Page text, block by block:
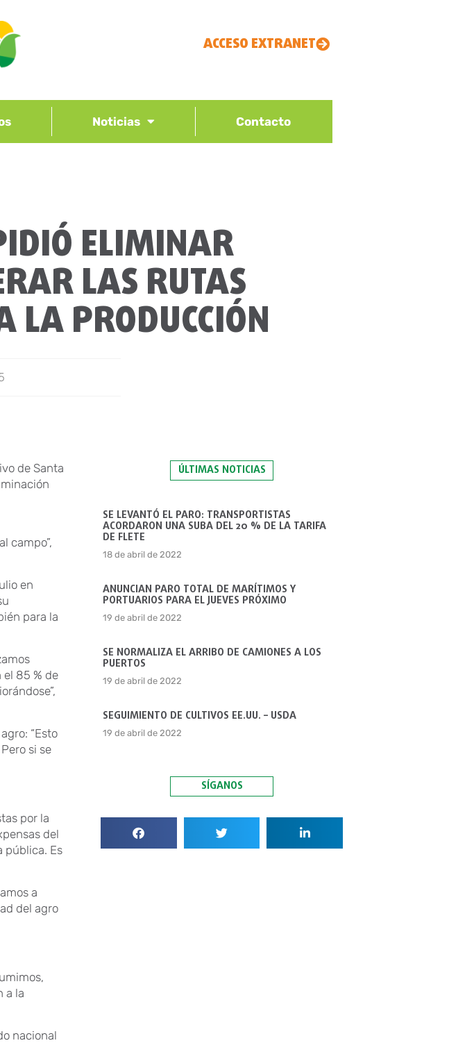
ACCESO EXTRANET
Noticias Contacto
ELIMINAR
LAS RUTAS
LA PRODUCCIÓN
de Santa
campo”,
en
para la
85 % de
“Esto
si se
por la
del
pública. Es
a
del agro
a la
nacional
ÚLTIMAS NOTICIAS
SE LEVANTÓ EL PARO: TRANSPORTISTAS
ACORDARON UNA SUBA DEL 20 % DE LA TARIFA
DE FLETE
18 de abril de 2022
ANUNCIAN PARO TOTAL DE MARÍTIMOS Y
PORTUARIOS PARA EL JUEVES PRÓXIMO
19 de abril de 2022
SE NORMALIZA EL ARRIBO DE CAMIONES A LOS
PUERTOS
19 de abril de 2022
SEGUIMIENTO DE CULTIVOS EE.UU. – USDA
19 de abril de 2022
SÍGANOS